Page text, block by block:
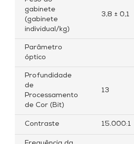
gabinete
(gabinete
individual/kg)
3,8 ± 0,1
Parâmetro
óptico
Profundidade
de
Processamento
de Cor (Bit)
13
Contraste 15.000:1